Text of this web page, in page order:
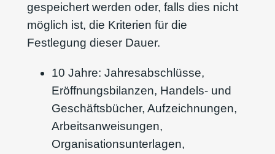
gespeichert werden oder, falls dies nicht
möglich ist, die Kriterien für die
Festlegung dieser Dauer.
10 Jahre: Jahresabschlüsse,
Eröffnungsbilanzen, Handels- und
Geschäftsbücher, Aufzeichnungen,
Arbeitsanweisungen,
Organisationsunterlagen,